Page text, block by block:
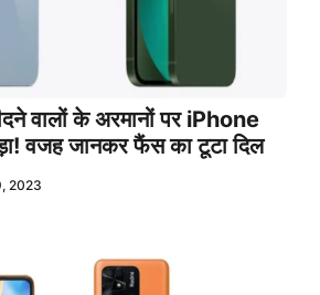
वालों के अरमानों पर iPhone
वजह जानकर फैंस का टूटा दिल
2023